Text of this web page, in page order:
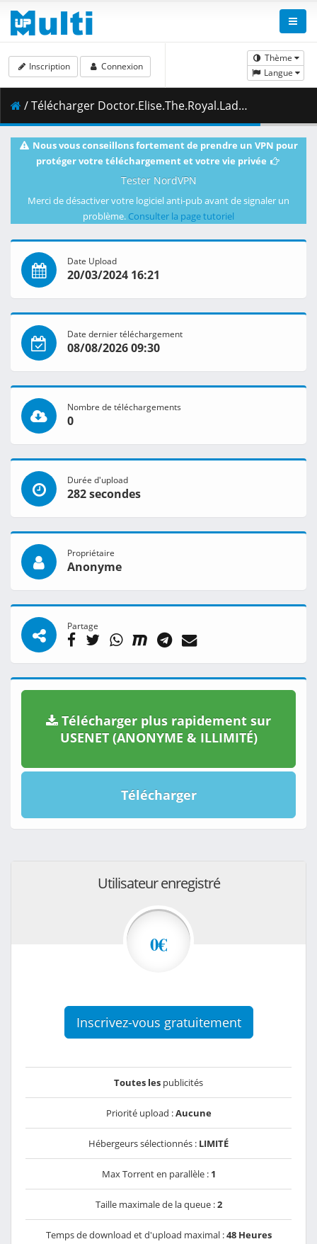
Thème
Langue
Inscription Connexion
/ Télécharger Doctor.Elise.The.Royal.Lady.with.the.Lamp.S01E11.A.Wish.1080p.CR.WEB-DL.AAC2.0.H.264-VARYG.mkv.001 ( 460.58 MB )
Nous vous conseillons fortement de prendre un VPN pour
protéger votre téléchargement et votre vie privée
Tester NordVPN
Merci de désactiver votre logiciel anti-pub avant de signaler un
problème. Consulter la page tutoriel
Date Upload
20/03/2024 16:21
Date dernier téléchargement
08/08/2026 09:30
Nombre de téléchargements
0
Durée d'upload
282 secondes
Propriétaire
Anonyme
Partage
Télécharger plus rapidement sur
USENET (ANONYME & ILLIMITÉ)
Télécharger
Utilisateur enregistré
0€
Inscrivez-vous gratuitement
Toutes les publicités
Priorité upload :Aucune
Hébergeurs sélectionnés : LIMITÉ
Max Torrent en parallèle : 1
Taille maximale de la queue :2
Temps de download et d'upload maximal :48 Heures